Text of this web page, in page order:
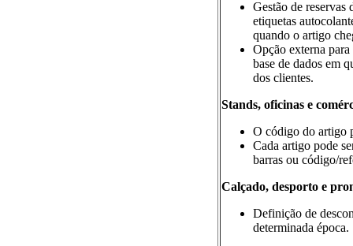
Gestão de
etiquetas
quando o artigo
Opção externa
base de dados em
dos clientes.
Stands, oficinas e
O código do artigo
Cada artigo pode
barras ou código/
Calçado, desporto e
Definição de
determinada época.